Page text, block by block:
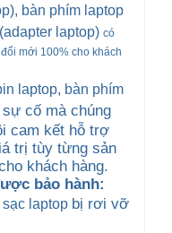
bàn phím laptop
laptop) có
mới 100% cho khách
laptop, bàn phím
cố mà chúng
cam kết hỗ trợ
trị tùy từng sản
khách hàng.
bảo hành:
sạc laptop bị rơi vỡ